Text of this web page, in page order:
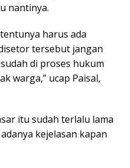
nantinya.
harus ada
tersebut jangan
di proses hukum
warga,” ucap Paisal,
itu sudah terlalu lama
kejelasan kapan